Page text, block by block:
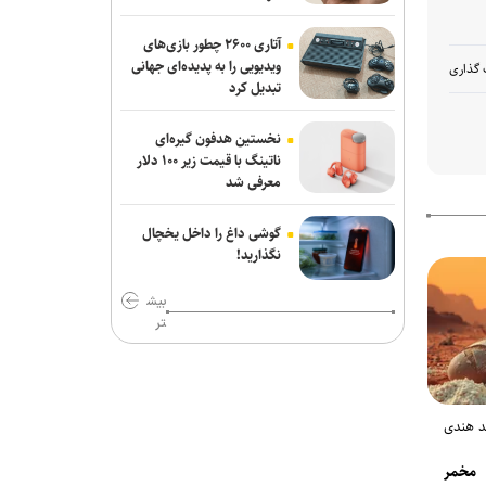
گذاری
هندی
مخمر
رسانه، نهاد پنجم معماری نوین معاونت
علمی است
اس‌کی هاینیکس برای ساخت دو کارخانه
جدید تراشه، ۳۸ میلیارد دلار سرمایه‌گذاری
خبرنگاران نقش ارتباطات در پیشرفت کشور
را برای مردم روایت می‌کنند
آتاری ۲۶۰۰ چطور بازی‌های
ویدیویی را به پدیده‌ای جهانی
تبدیل کرد
نخستین هدفون گیره‌ای
ناتینگ با قیمت زیر ۱۰۰ دلار
معرفی شد
گوشی داغ را داخل یخچال
نگذارید!
بیش
تر